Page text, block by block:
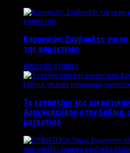
Κορονοϊός: Συμβουλές για
της καραντίνας
SUCCESS STORIES
Το εργαστήρι της
Αρμενοπούλου στην Εύβοια,
μαγευτικό